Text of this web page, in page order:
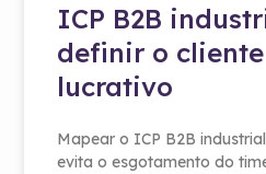
ICP B2B
definir o
lucrativo
Mapear o ICP B2B
evita o esgotamento do